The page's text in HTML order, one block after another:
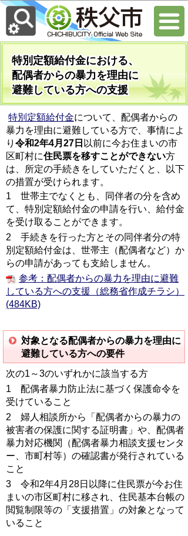
特別定額給付金における、
配偶者からの暴力を理由に
避難している方への支援
特別定額給付金について、配偶者からの
暴力を理由に避難している方で、事情によ
り 令和2年4月27日 以前に今お住まいの市
区町村に住民票を移すことができない方
は、所定の手続きをしていただくと、以下
の措置が受けられます。
1 世帯主でなくとも、同伴者の分を含め
て、特別定額給付金の申請を行い、給付金
を受け取ることができます。
2 手続きを行った方とその同伴者分の特
別定額給付金は、世帯主（配偶者など）か
らの申請があっても支給しません。
参考：配偶者からの暴力を理由に避難
している方への支援（総務省作成チラシ）
(484KB)
対象となる配偶者からの暴力を理由に
避難している方への要件
次の1～3のいずれかに該当する方
1 配偶者暴力防止法に基づく保護命令を
受けていること
2 婦人相談所から「配偶者からの暴力の
被害者の保護に関する証明書」や、配偶者
暴力対応機関（配偶者暴力相談支援センタ
ー、市町村等）の確認書が発行されている
こと
3 令和2年4月28日以降に住民票が今お住
まいの市区町村に移され、住民基本台帳の
閲覧制限等の「支援措置」の対象となって
いること